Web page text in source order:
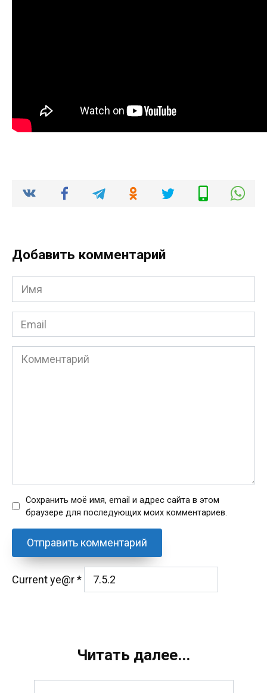
Добавить комментарий
Имя
*
Email
*
Комментарий
Сохранить моё имя, email и адрес сайта в этом
браузере для последующих моих комментариев.
Current ye@r*
Читать далее...